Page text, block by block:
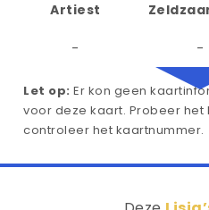
Artiest
- -
Let op: Er kon geen
voor deze kaart. Probeer het
controleer het kaartnummer.